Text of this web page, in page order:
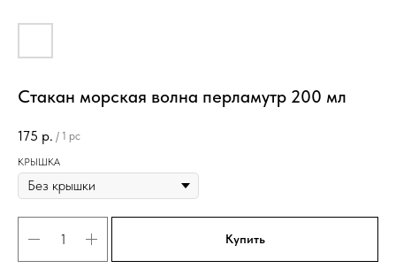
Стакан морская волна перламутр 200 мл
175 р. / 1 pc
КРЫШКА
Купить